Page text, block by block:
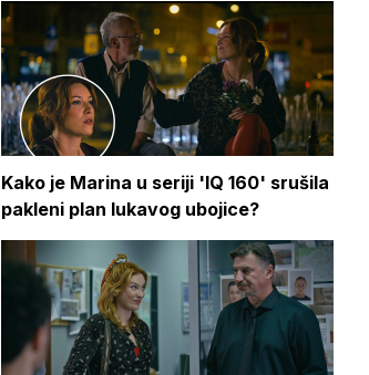
Kako je Marina u seriji 'IQ 160' srušila
pakleni plan lukavog ubojice?